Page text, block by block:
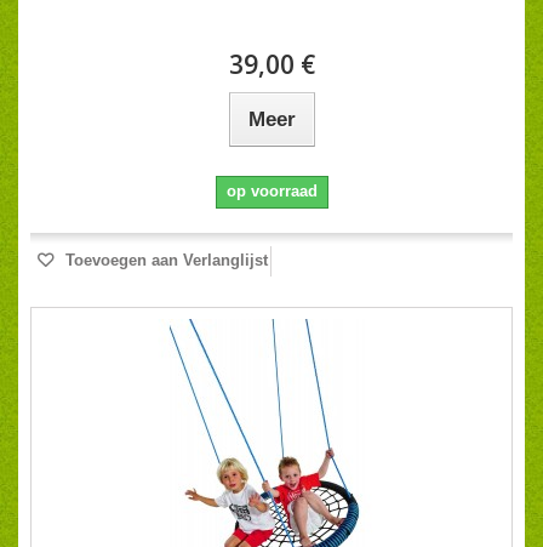
39,00 €
Meer
op voorraad
Toevoegen aan Verlanglijst